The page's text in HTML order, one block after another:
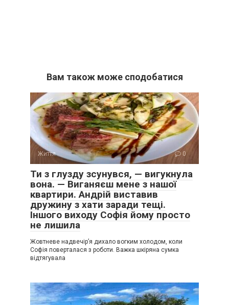
Вам також може сподобатися
Життя 0
Ти з глузду зсунувся, — вигукнула
вона. — Виганяєш мене з нашої
квартири. Андрій виставив
дружину з хати заради тещі.
Іншого виходу Софія йому просто
не лишила
Жовтневе надвечір’я дихало вогким холодом, коли
Софія поверталася з роботи. Важка шкіряна сумка
відтягувала